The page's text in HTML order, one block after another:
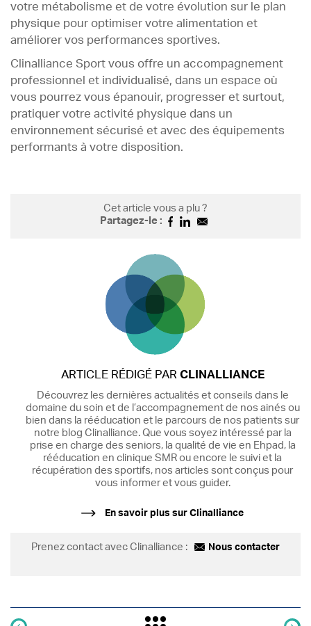
votre métabolisme et de votre évolution sur le plan
physique pour optimiser votre alimentation et
améliorer vos performances sportives.
Clinalliance Sport vous offre un accompagnement
professionnel et individualisé, dans un espace où
vous pourrez vous épanouir, progresser et surtout,
pratiquer votre activité physique dans un
environnement sécurisé et avec des équipements
performants à votre disposition.
Cet article vous a plu ?
Partagez-le :
ARTICLE RÉDIGÉ PAR CLINALLIANCE
Découvrez les dernières actualités et conseils dans le
domaine du soin et de l’accompagnement de nos ainés ou
bien dans la rééducation et le parcours de nos patients sur
notre blog Clinalliance. Que vous soyez intéressé par la
prise en charge des seniors, la qualité de vie en Ehpad, la
rééducation en clinique SMR ou encore le suivi et la
récupération des sportifs, nos articles sont conçus pour
vous informer et vous guider.
En savoir plus sur Clinalliance
Prenez contact avec Clinalliance : Nous contacter